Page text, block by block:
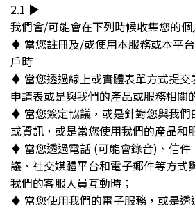
2.1 ▶︎
我們會/可能會在下列時候收集您的個
♦︎ 當您註冊及/或使用本服務或本平
戶時
♦︎ 當您透過線上或實體表單方式提交
申請表或是與我們的產品或服務相關
♦︎ 當您簽定協議，或是針對您與我們
或資訊，或是當您使用我們的產品和
♦︎ 當您透過電話 (可能會錄音)、信件
議、社交媒體平台和電子郵件等方式
我們的客服人員互動時；
♦︎ 當您使用我們的電子服務，或是透